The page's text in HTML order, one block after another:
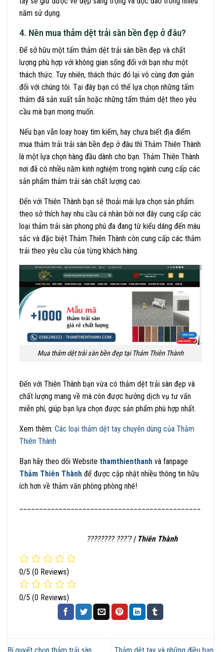
năm sử dụng.
4. Nên mua thảm dệt trải sàn bền đẹp ở đâu?
Để sở hữu một tấm thảm dệt trải sàn bền đẹp và chất
lượng phù hợp với không gian sống đối với bạn như một
thách thức. Tuy nhiên, thách thức đó lại vô cùng đơn giản
đối với chúng tôi. Tại đây bạn có thể lựa chọn những tấm
thảm đã sản xuất sẵn hoặc những tấm thảm dệt theo yêu
cầu mà bạn mong muốn.
Nếu bạn vẫn loay hoay tìm kiếm, hay chưa biết địa điểm
mua thảm trải trải sàn bền đẹp ở đâu thì Thảm Thiên Thành
là một lựa chọn hàng đầu dành cho bạn. Thảm Thiên Thành
nơi đã có nhiều năm kinh nghiệm trong ngành cung cấp các
sản phẩm thảm trải sàn chất lượng cao.
Đến với Thiên Thành bạn sẽ thoải mái lựa chọn sản phẩm
theo sở thích hay nhu cầu cá nhân bởi nơi đây cung cấp các
loại thảm trải sàn phong phú đa đang từ kiểu dáng đến màu
sắc và đặc biệt Thảm Thiên Thành còn cung cấp các thảm
trải theo yêu cầu của từng khách hàng.
Mua thảm dệt trải sàn bền đẹp tại Thảm Thiên Thành
Đến với Thiên Thành bạn vừa có thảm dệt trải sàn đẹp và
chất lượng mang về mà còn được hưởng dịch vụ tư vấn
miễn phí, giúp bạn lựa chọn được sản phẩm phù hợp nhất.
Xem thêm: Các loại thảm dệt tay chuyên dùng của Thảm
Thiên Thành
Bạn hãy theo dõi Website thamthienthanh và fanpage
Thảm Thiên Thành để được cập nhật nhiều thông tin hữu
ích hơn về thảm văn phòng phòng nhé!
???????? ???’?| Thiên Thành
0/5 (0 Reviews)
0/5 (0 Reviews)